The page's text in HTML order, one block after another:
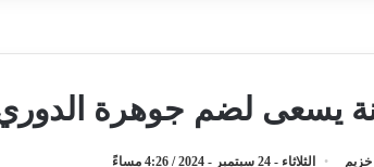
يسعى لضم جوهرة الدوري
الثلاثاء - 24 سبتمبر - 2024 / 4:26 مساءً